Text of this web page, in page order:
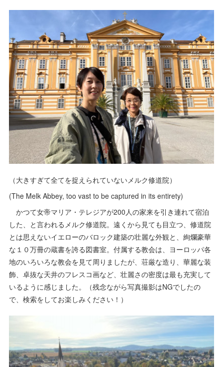
（大きすぎて全てを捉えられていないメルク修道院）
(The Melk Abbey, too vast to be captured in its entirety)
かつて女帝マリア・テレジアが200人の家来を引き連れて宿泊
した、と言われるメルク修道院。遠くから見ても目立つ、修道院
とは思えないイエローのバロック建築の壮麗な外観と、絢爛豪華
な１０万冊の蔵書を誇る図書室。付属する教会は、ヨーロッパ各
地のいろいろな教会を見て周りましたが、荘厳な造り、華麗な装
飾、卓抜な天井のフレスコ画など、壮麗さの密度は最も充実して
いるように感じました。（残念ながら写真撮影はNGでしたの
で、検索をしてお楽しみください！）